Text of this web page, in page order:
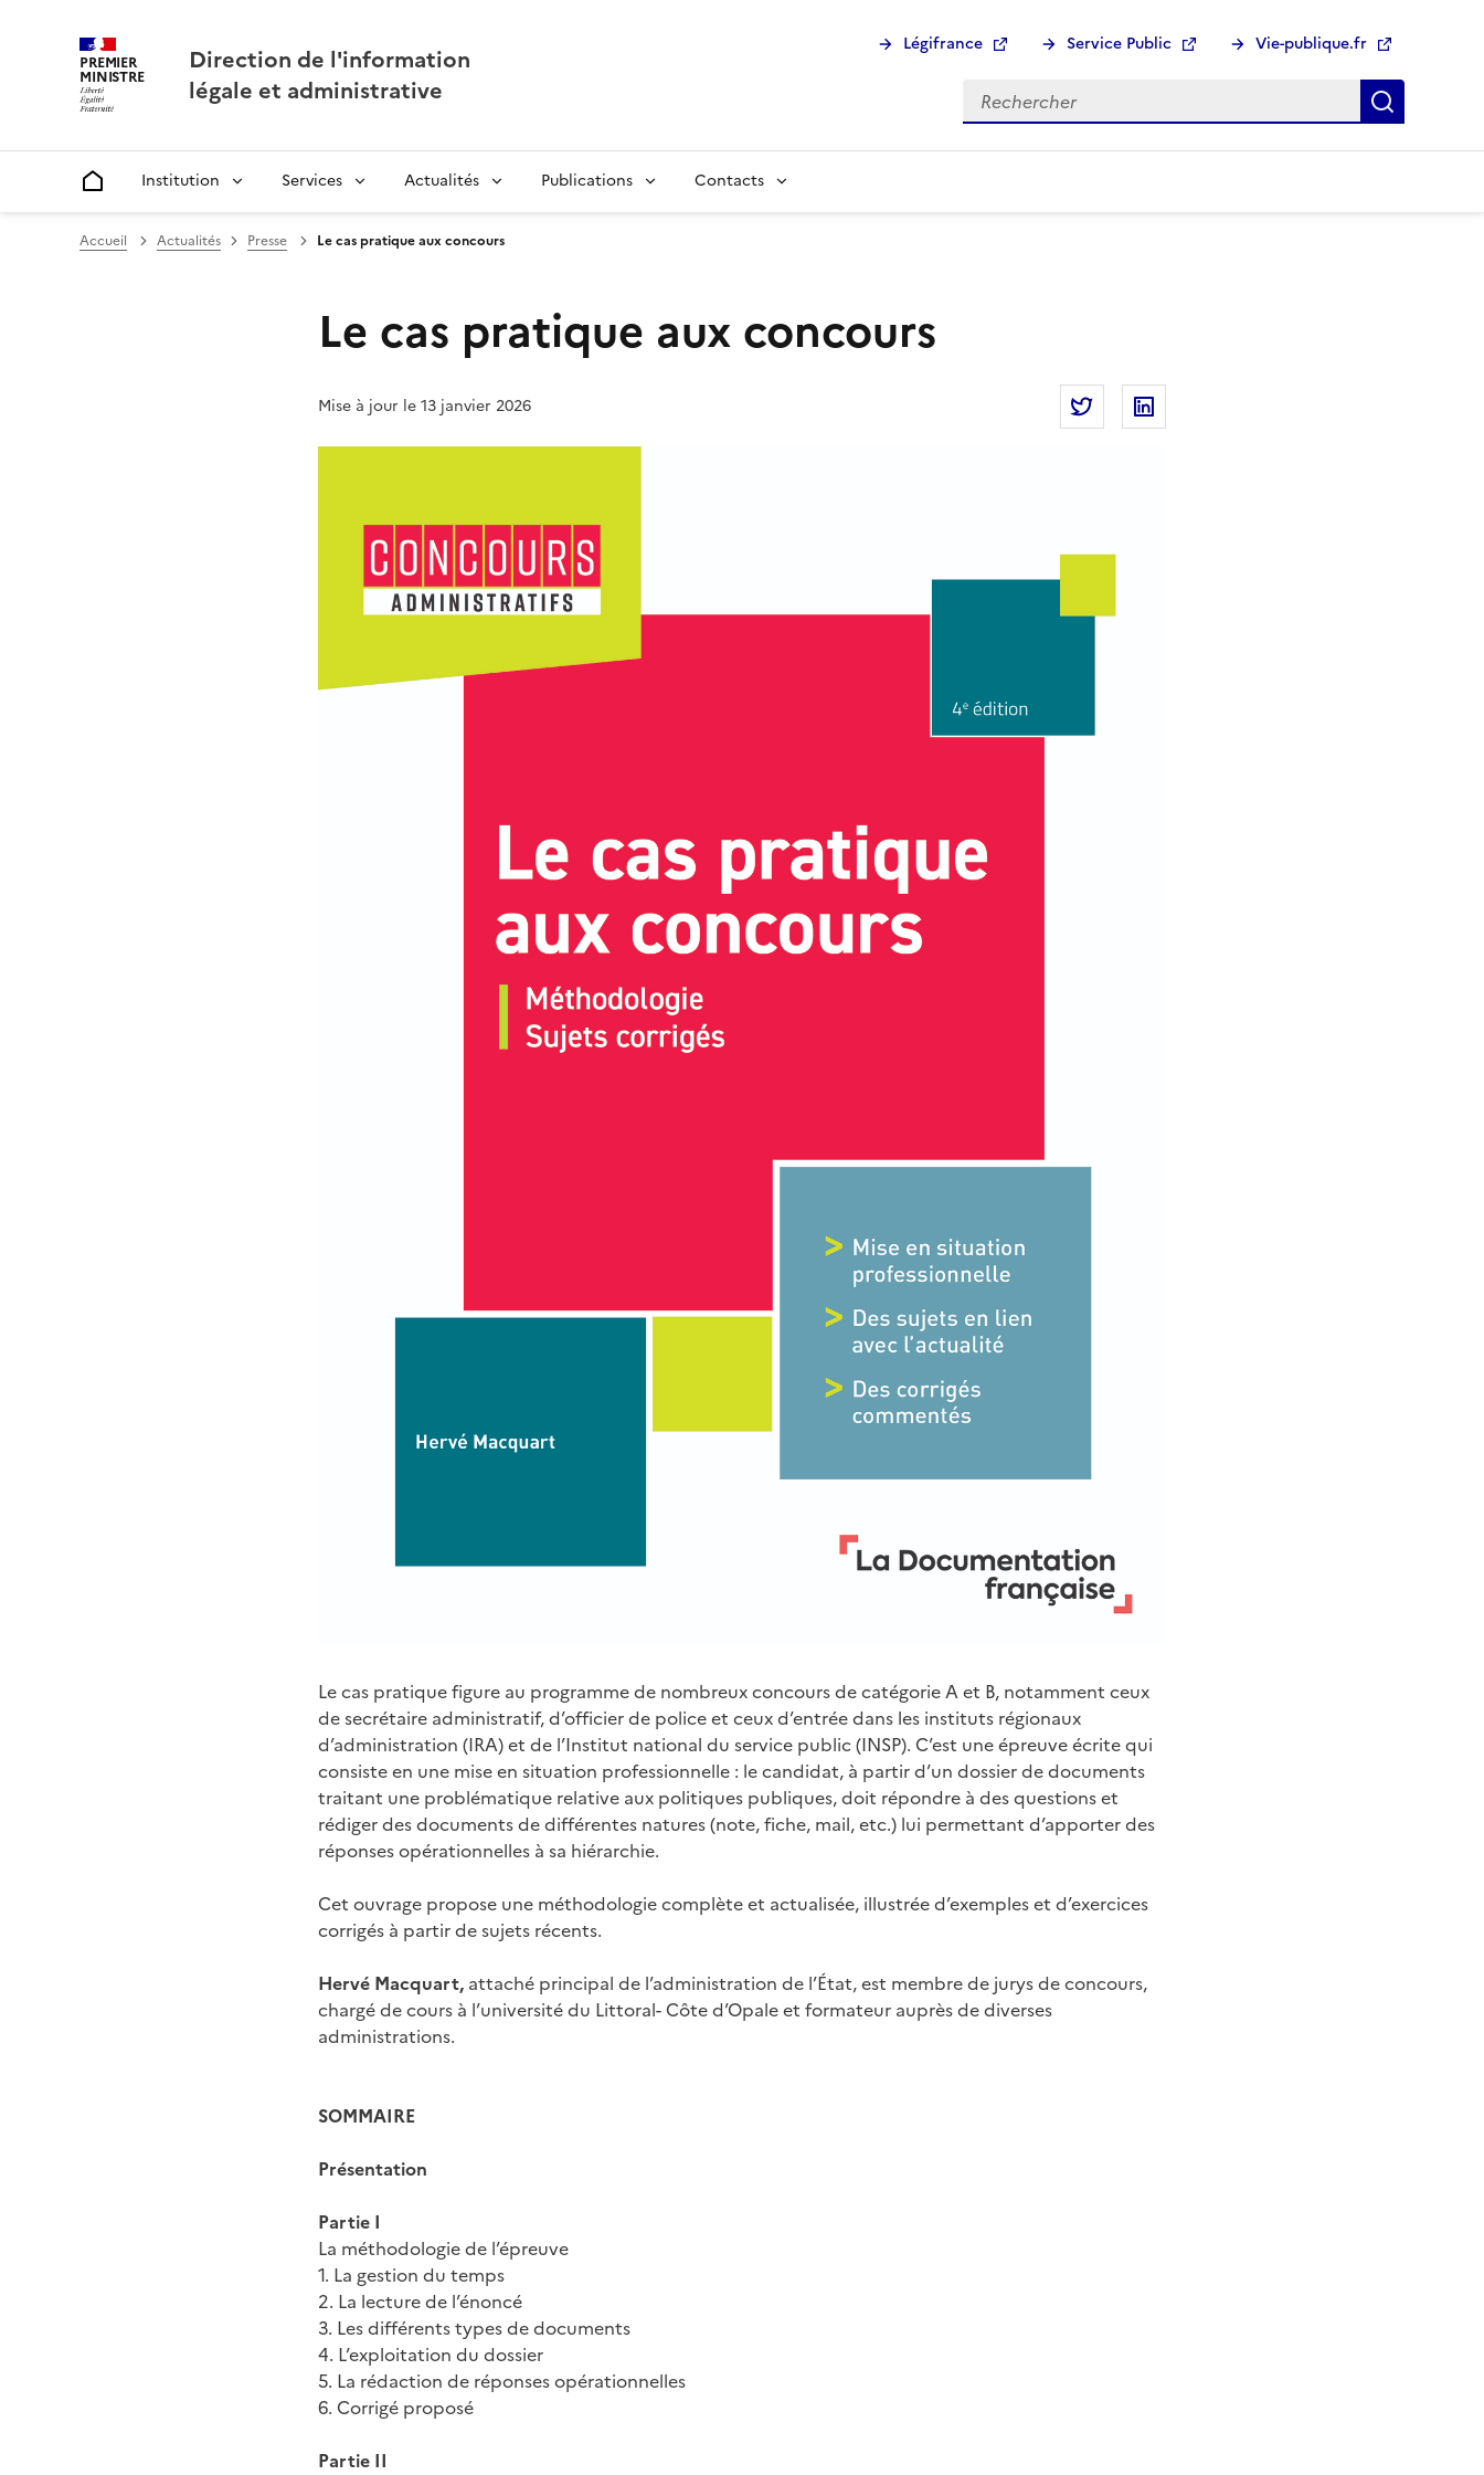
PREMIER
MINISTRE
Direction de l'information
légale et administrative
Légifrance Service Public Vie-publique.fr
Rechercher :
Institution Services Actualités Publications Contacts
Accueil Actualités Presse Le cas pratique aux concours
Le cas pratique aux concours
Mise à jour le 13 janvier 2026 Partager la page
Partager Le cas pratique aux concours sur
Le cas pratique figure au programme de nombreux concours de catégorie A et B, notamment ceux
de secrétaire administratif, d’officier de police et ceux d’entrée dans les instituts régionaux
d’administration (IRA) et de l’Institut national du service public (INSP). C’est une épreuve écrite qui
consiste en une mise en situation professionnelle : le candidat, à partir d’un dossier de documents
traitant une problématique relative aux politiques publiques, doit répondre à des questions et
rédiger des documents de différentes natures (note, fiche, mail, etc.) lui permettant d’apporter des
réponses opérationnelles à sa hiérarchie.
Cet ouvrage propose une méthodologie complète et actualisée, illustrée d’exemples et d’exercices
corrigés à partir de sujets récents.
Hervé Macquart, attaché principal de l’administration de l’État, est membre de jurys de concours,
chargé de cours à l’université du Littoral- Côte d’Opale et formateur auprès de diverses
administrations.
SOMMAIRE
Présentation
Partie I
La méthodologie de l’épreuve
1. La gestion du temps
2. La lecture de l’énoncé
3. Les différents types de documents
4. L’exploitation du dossier
5. La rédaction de réponses opérationnelles
6. Corrigé proposé
Partie II